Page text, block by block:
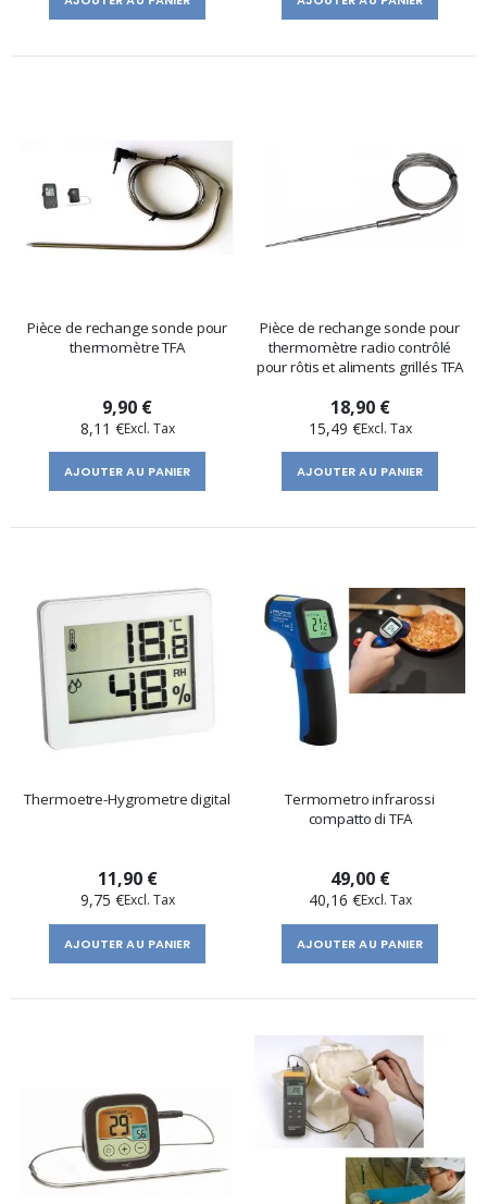
Pièce de rechange sonde pour
thermomètre TFA
9,90 €
8,11 €
AJOUTER AU PANIER
Pièce de rechange sonde pour
thermomètre radio contrôlé
pour rôtis et aliments grillés TFA
18,90 €
15,49 €
AJOUTER AU PANIER
Thermoetre-Hygrometre digital
11,90 €
9,75 €
AJOUTER AU PANIER
Termometro infrarossi
compatto di TFA
49,00 €
40,16 €
AJOUTER AU PANIER